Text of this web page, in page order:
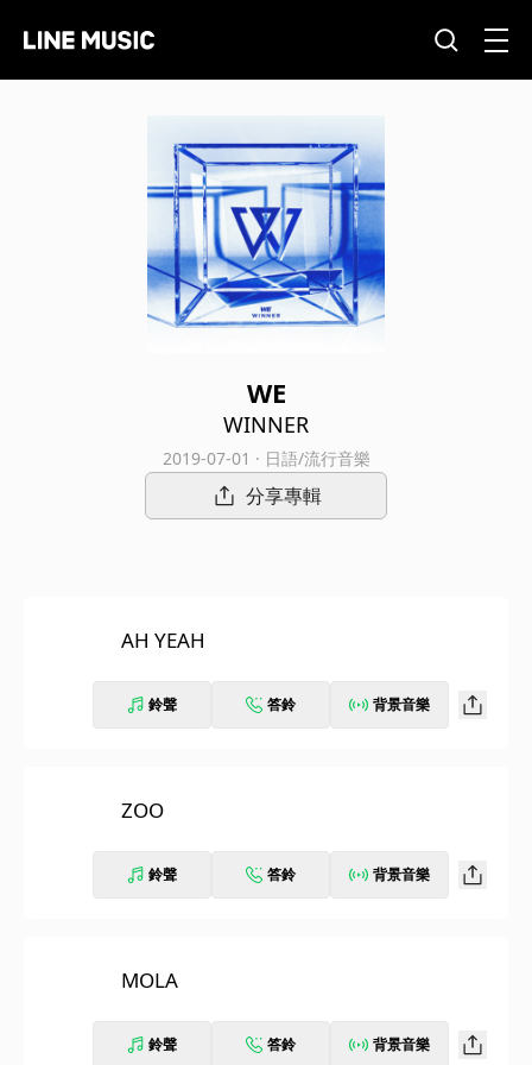
WE
WINNER
2019-07-01 · 日語/流行音樂
分享專輯
AH YEAH
鈴聲 答鈴 背景音樂
ZOO
鈴聲 答鈴 背景音樂
MOLA
鈴聲 答鈴 背景音樂